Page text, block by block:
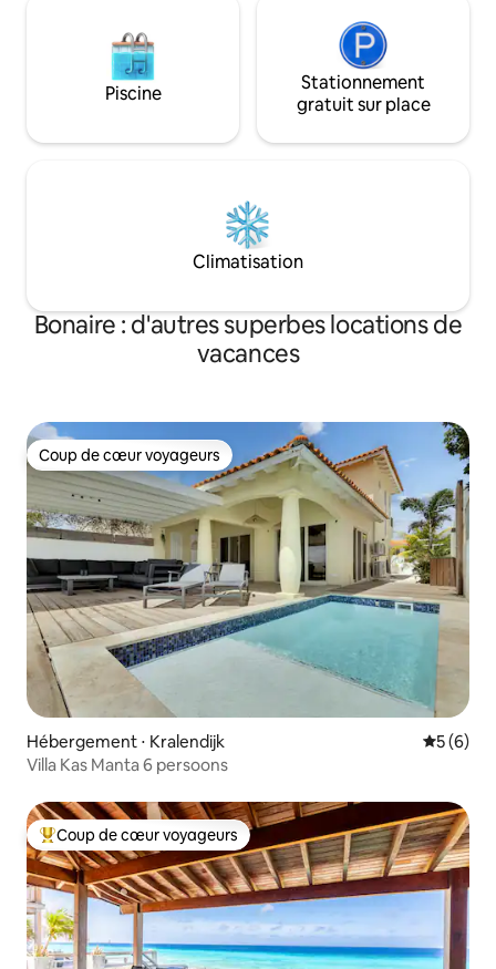
Piscine
Stationnement
gratuit sur place
Climatisation
Bonaire : d'autres superbes locations de
vacances
Coup de cœur voyageurs
Coup de cœur voyageurs
Hébergement ⋅ Kralendijk
5 (6)
Villa Kas Manta 6 persoons
Coups de cœur voyageurs les plus appréciés
Coup de cœur voyageurs